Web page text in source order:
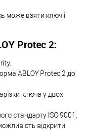
може взяти ключ і
Protec 2:
ABLOY Protec 2 до
ключа у двох
стандарту ISO 9001.
відкрити